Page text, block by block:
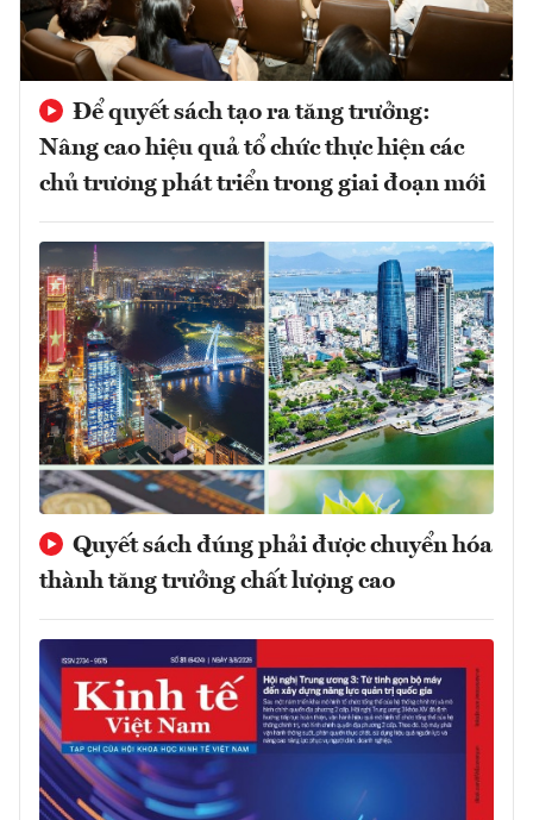
Để quyết sách tạo ra tăng trưởng:
Nâng cao hiệu quả tổ chức thực hiện các
chủ trương phát triển trong giai đoạn mới
Quyết sách đúng phải được chuyển hóa
thành tăng trưởng chất lượng cao